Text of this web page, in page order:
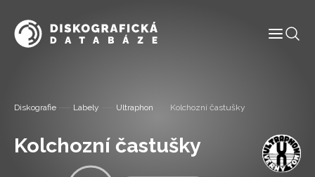
Diskografie
Diskografie Labely Ultraphon Kolchozní častušky
Kolchozní častušky